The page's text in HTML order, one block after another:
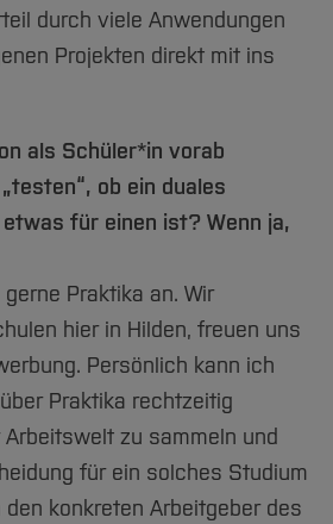
durch viele Anwendungen
Projekten direkt mit ins
als Schüler*in vorab
ob ein duales
für einen ist? Wenn ja,
Praktika an. Wir
hier in Hilden, freuen uns
Persönlich kann ich
Praktika rechtzeitig
zu sammeln und
für ein solches Studium
konkreten Arbeitgeber des